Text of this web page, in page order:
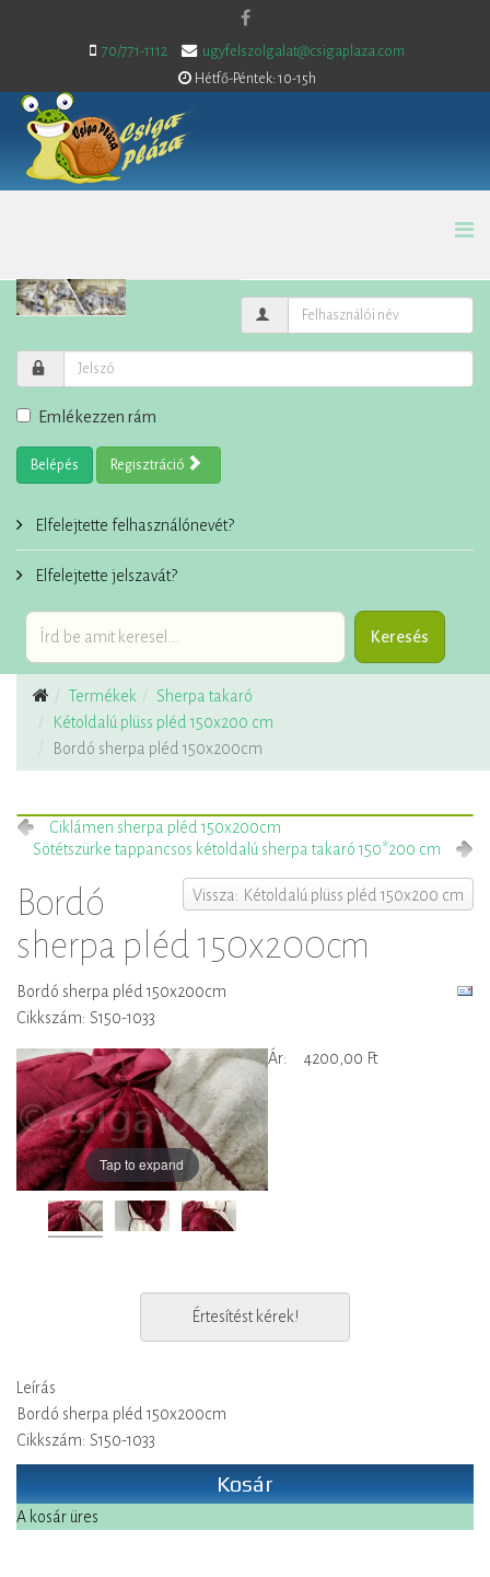
70/771-1112
ugyfelszolgalat@csigaplaza.com
Hétfő-Péntek: 10-15h
Emlékezzen rám
Belépés Regisztráció
Elfelejtette felhasználónevét?
Elfelejtette jelszavát?
Termékek
Sherpa takaró
Kétoldalú plüss pléd 150x200 cm
Bordó sherpa pléd 150x200cm
Ciklámen sherpa pléd 150x200cm
Sötétszürke tappancsos kétoldalú sherpa takaró 150*200 cm
Vissza: Kétoldalú plüss pléd 150x200 cm
Bordó
sherpa pléd 150x200cm
Bordó sherpa pléd 150x200cm
Cikkszám: S150-1033
Tap to expand
Ár: 4200,00 Ft
Értesítést kérek!
Leírás
Bordó sherpa pléd 150x200cm
Cikkszám: S150-1033
Kosár
A kosár üres